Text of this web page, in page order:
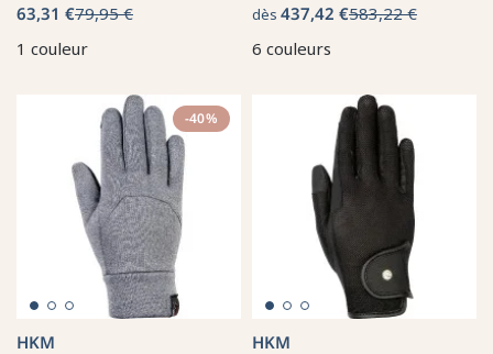
63,31 €79,95 €
1 couleur
dès 437,42 €583,22 €
6 couleurs
-40%
HKM HKM